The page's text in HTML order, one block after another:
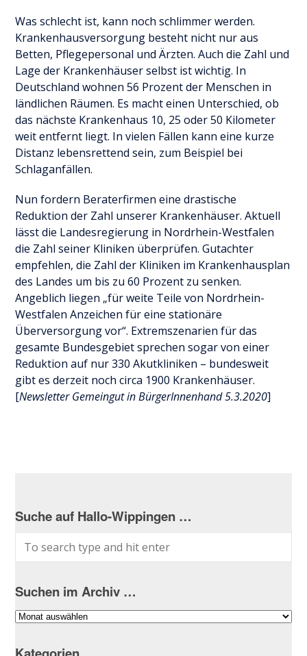
Was schlecht ist, kann noch schlimmer werden.
Krankenhausversorgung besteht nicht nur aus
Betten, Pflegepersonal und Ärzten. Auch die Zahl und
Lage der Krankenhäuser selbst ist wichtig. In
Deutschland wohnen 56 Prozent der Menschen in
ländlichen Räumen. Es macht einen Unterschied, ob
das nächste Krankenhaus 10, 25 oder 50 Kilometer
weit entfernt liegt. In vielen Fällen kann eine kurze
Distanz lebensrettend sein, zum Beispiel bei
Schlaganfällen.
Nun fordern Beraterfirmen eine drastische
Reduktion der Zahl unserer Krankenhäuser. Aktuell
lässt die Landesregierung in Nordrhein-Westfalen
die Zahl seiner Kliniken überprüfen. Gutachter
empfehlen, die Zahl der Kliniken im Krankenhausplan
des Landes um bis zu 60 Prozent zu senken.
Angeblich liegen „für weite Teile von Nordrhein-
Westfalen Anzeichen für eine stationäre
Überversorgung vor“. Extremszenarien für das
gesamte Bundesgebiet sprechen sogar von einer
Reduktion auf nur 330 Akutkliniken – bundesweit
gibt es derzeit noch circa 1900 Krankenhäuser.
[Newsletter Gemeingut in BürgerInnenhand 5.3.2020]
Suche auf Hallo-Wippingen …
Suchen im Archiv …
Suchen
Archiv